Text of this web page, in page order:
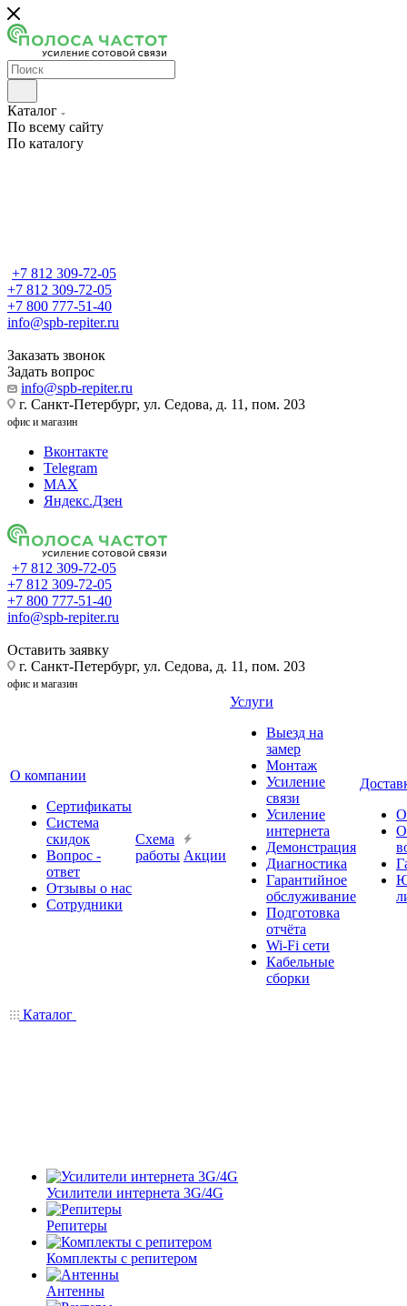
Каталог
По всему сайту
По каталогу
+7 812 309-72-05
+7 812 309-72-05
+7 800 777-51-40
info@spb-repiter.ru
Заказать звонок
Задать вопрос
info@spb-repiter.ru
г. Санкт-Петербург, ул. Седова, д. 11, пом. 203
офис и магазин
Вконтакте
Telegram
MAX
Яндекс.Дзен
+7 812 309-72-05
+7 812 309-72-05
+7 800 777-51-40
info@spb-repiter.ru
Оставить заявку
г. Санкт-Петербург, ул. Седова, д. 11, пом. 203
офис и магазин
О компании
Сертификаты
Система
скидок
Вопрос -
ответ
Отзывы о нас
Сотрудники
Схема
работы Акции
Услуги
Выезд на
замер
Монтаж
Усиление
связи
Усиление
интернета
Демонстрация
Диагностика
Гарантийное
обслуживание
Подготовка
отчёта
Wi-Fi сети
Кабельные
сборки
Каталог
Усилители интернета 3G/4G
Репитеры
Комплекты с репитером
Антенны